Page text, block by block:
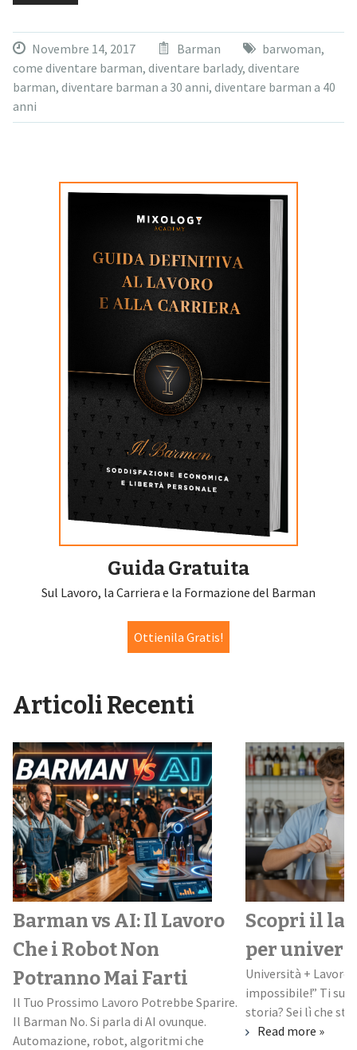
Novembre 14, 2017 Barman barwoman,
come diventare barman, diventare barlady, diventare
barman, diventare barman a 30 anni, diventare barman a 40
anni
Guida Gratuita
Sul Lavoro, la Carriera e la Formazione del Barman
Ottienila Gratis!
Articoli Recenti
Barman vs AI: Il Lavoro
Che i Robot Non
Potranno Mai Farti
Il Tuo Prossimo Lavoro Potrebbe Sparire.
Il Barman No. Si parla di AI ovunque.
Automazione, robot, algoritmi che
Scopri il
per
Università +
impossibile!” Ti
storia? Sei lì che
Read more »